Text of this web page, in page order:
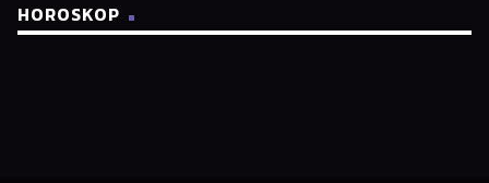
HOROSKOP